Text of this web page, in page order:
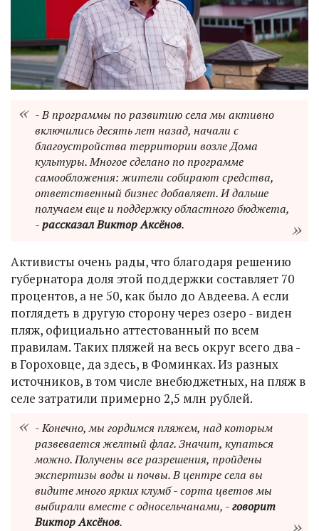
- В программы по развитию села мы активно
включились десять лет назад, начали с
благоустройства территории возле Дома
культуры. Многое сделано по программе
самообложения: жители собирают средства,
ответственный бизнес добавляет. И дальше
получаем еще и поддержку областного бюджета,
-рассказал Виктор Аксёнов.
Активисты очень рады, что благодаря решению
губернатора доля этой поддержки составляет 70
процентов, а не 50, как было до Авдеева. А если
поглядеть в другую сторону через озеро - виден
пляж, официально аттестованный по всем
правилам. Таких пляжей на весь округ всего два -
в Гороховце, да здесь, в Фоминках. Из разных
источников, в том числе внебюджетных, на пляж в
селе затратили примерно 2,5 млн рублей.
- Конечно, мы гордимся пляжем, над которым
развевается желтый флаг. Значит, купаться
можно. Получены все разрешения, пройдены
экспертизы воды и почвы. В центре села вы
видите много ярких клумб - сорта цветов мы
выбирали вместе с односельчанами, -говорит
Виктор Аксёнов.